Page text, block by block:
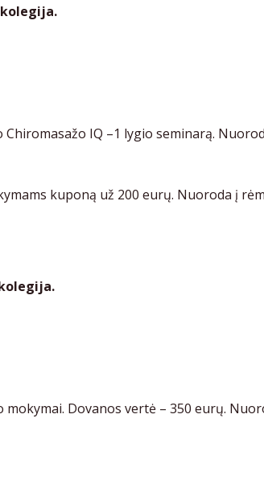
kolegija.
IQ –1 lygio seminarą.
kuponą už 200 eurų. Nuoroda į
mokymai. Dovanos vertė – 350 eurų.